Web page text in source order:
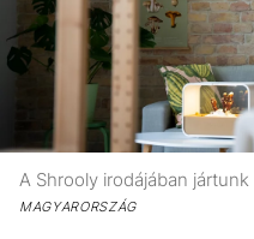
A Shrooly irodájában jártunk
MAGYARORSZÁG